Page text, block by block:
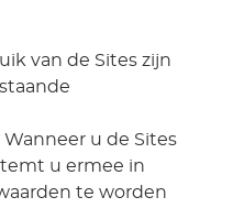
van de Sites zijn
u de Sites
u ermee in
te worden